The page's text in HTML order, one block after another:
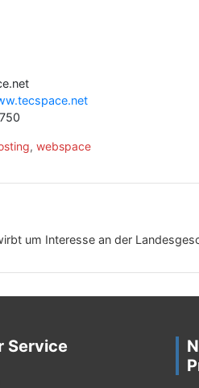
, webspace
um Interesse an der
Service